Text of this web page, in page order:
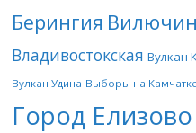
Берингия
Владивостокская Вулкан
Вулкан Удина Выборы на
Город Елизово